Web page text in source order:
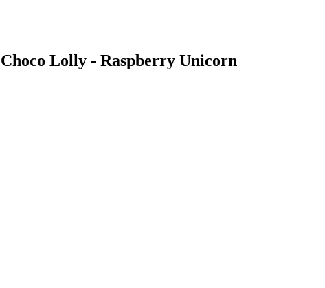
Lolly - Raspberry Unicorn